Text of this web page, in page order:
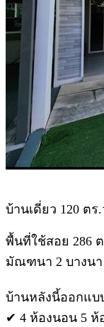
บ้านเดี่ยว 120 ตร.
พื้นที่ใช้สอย 286
มัณฑนา 2 บางนา
บ้านหลังนี้ออกแบ
✔ 4 ห้องนอน 5 ห้